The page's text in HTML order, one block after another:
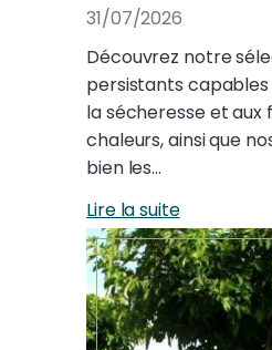
31/07/2026
Découvrez notre
persistants
la sécheresse et aux
chaleurs, ainsi que
bien les…
Lire la suite